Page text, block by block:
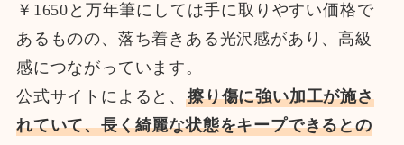
￥1650と万年筆にしては手に取りやすい価格で
あるものの、落ち着きある光沢感があり、高級
感につながっています。
公式サイトによると、 擦り傷に強い加工が施さ
れていて、長く綺麗な状態をキープできるとの